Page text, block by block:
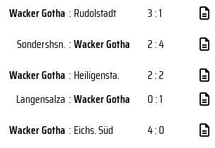
Wacker Gotha : Rudolstadt
3 : 1
Sondershsn. :Wacker Gotha
2 : 4
Wacker Gotha : Heiligensta.
2 : 2
Langensalza :Wacker Gotha
0 : 1
Wacker Gotha : Eichs. Süd
4 : 0